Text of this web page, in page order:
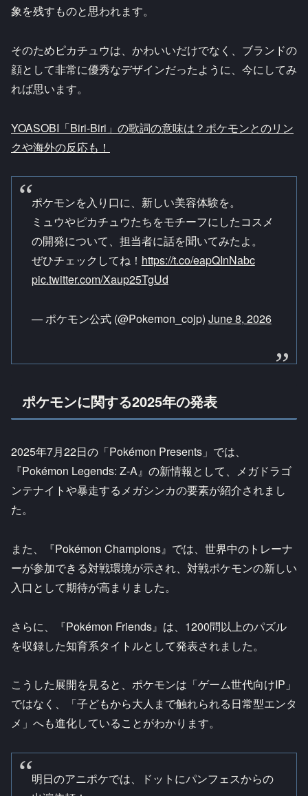
象を残すものと思われます。
そのためピカチュウは、かわいいだけでなく、ブランドの
顔として非常に優秀なデザインだったように、今にしてみ
れば思います。
YOASOBI「Biri-Biri」の歌詞の意味は？ポケモンとのリン
クや海外の反応も！
ポケモンを入り口に、新しい美容体験を。
ミュウやピカチュウたちをモチーフにしたコスメ
の開発について、担当者に話を聞いてみたよ。
ぜひチェックしてね！ https://t.co/eapQInNabc
pic.twitter.com/Xaup25TgUd
— ポケモン公式 (@Pokemon_cojp) June 8, 2026
ポケモンに関する2025年の発表
2025年7月22日の「Pokémon Presents」では、
『Pokémon Legends: Z-A』の新情報として、メガドラゴ
ンテナイトや暴走するメガシンカの要素が紹介されまし
た。
また、『Pokémon Champions』では、世界中のトレーナ
ーが参加できる対戦環境が示され、対戦ポケモンの新しい
入口として期待が高まりました。
さらに、『Pokémon Friends』は、1200問以上のパズル
を収録した知育系タイトルとして発表されました。
こうした展開を見ると、ポケモンは「ゲーム世代向けIP」
ではなく、「子どもから大人まで触れられる日常型エンタ
メ」へも進化していることがわかります。
明日のアニポケでは、ドットにパンフェスからの